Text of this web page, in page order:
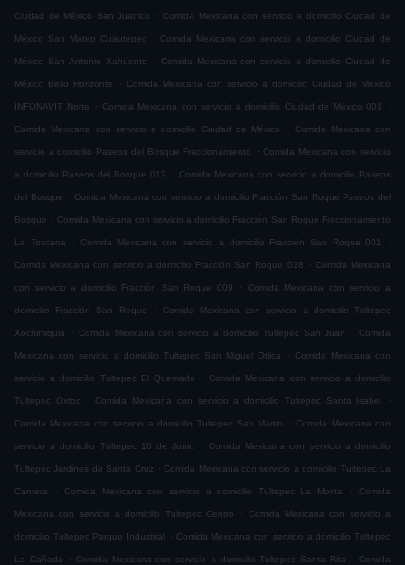
Ciudad de México San Juanico . Comida Mexicana con servicio a domicilio Ciudad de
México San Mateo Cuautepec . Comida Mexicana con servicio a domicilio Ciudad de
México San Antonio Xahuento . Comida Mexicana con servicio a domicilio Ciudad de
México Bello Horizonte . Comida Mexicana con servicio a domicilio Ciudad de México
INFONAVIT Norte . Comida Mexicana con servicio a domicilio Ciudad de México 001 .
Comida Mexicana con servicio a domicilio Ciudad de México . Comida Mexicana con
servicio a domicilio Paseos del Bosque Fraccionamiento . Comida Mexicana con servicio
a domicilio Paseos del Bosque 012 . Comida Mexicana con servicio a domicilio Paseos
del Bosque . Comida Mexicana con servicio a domicilio Fracción San Roque Paseos del
Bosque . Comida Mexicana con servicio a domicilio Fracción San Roque Fraccionamiento
La Toscana . Comida Mexicana con servicio a domicilio Fracción San Roque 001 .
Comida Mexicana con servicio a domicilio Fracción San Roque 038 . Comida Mexicana
con servicio a domicilio Fracción San Roque 009 . Comida Mexicana con servicio a
domicilio Fracción San Roque . Comida Mexicana con servicio a domicilio Tultepec
Xochimiquia . Comida Mexicana con servicio a domicilio Tultepec San Juan . Comida
Mexicana con servicio a domicilio Tultepec San Miguel Otlica . Comida Mexicana con
servicio a domicilio Tultepec El Quemado . Comida Mexicana con servicio a domicilio
Tultepec Oxtoc . Comida Mexicana con servicio a domicilio Tultepec Santa Isabel .
Comida Mexicana con servicio a domicilio Tultepec San Martin . Comida Mexicana con
servicio a domicilio Tultepec 10 de Junio . Comida Mexicana con servicio a domicilio
Tultepec Jardines de Santa Cruz . Comida Mexicana con servicio a domicilio Tultepec La
Cantera . Comida Mexicana con servicio a domicilio Tultepec La Morita . Comida
Mexicana con servicio a domicilio Tultepec Centro . Comida Mexicana con servicio a
domicilio Tultepec Parque Industrial . Comida Mexicana con servicio a domicilio Tultepec
La Cañada . Comida Mexicana con servicio a domicilio Tultepec Santa Rita . Comida